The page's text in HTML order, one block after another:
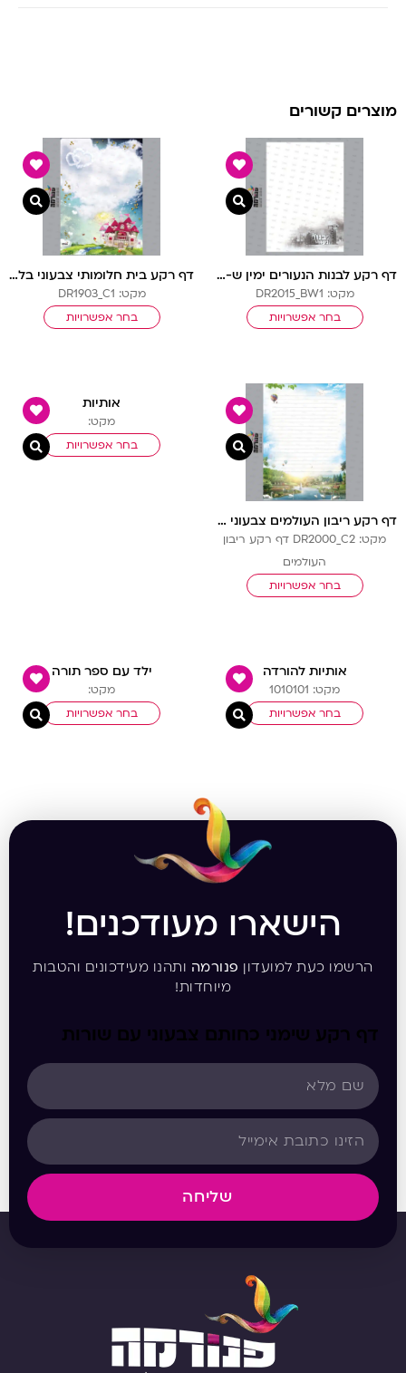
מוצרים קשורים
דף רקע לבנות הנעורים ימין ש-ל בלי שורות
מקט: DR2015_BW1
בחר אפשרויות
דף רקע בית חלומותי צבעוני בלי שורות
מקט: DR1903_C1
בחר אפשרויות
דף רקע ריבון העולמים צבעוני עם שורות
מקט: DR2000_C2 דף רקע ריבון
העולמים
בחר אפשרויות
אותיות
מקט:
בחר אפשרויות
אותיות להורדה
מקט: 1010101
בחר אפשרויות
ילד עם ספר תורה
מקט:
בחר אפשרויות
הישארו מעודכנים!
הרשמו כעת למועדון פנורמה ותהנו מעידכונים והטבות
מיוחדות!
דף רקע שימני כחותם צבעוני עם שורות
שליחה